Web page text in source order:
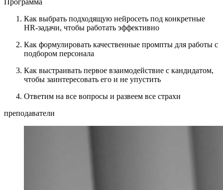
Программа
Как выбрать подходящую нейросеть под конкретные
HR-задачи, чтобы работать эффективно
Как формулировать качественные промпты для работы с
подбором персонала
Как выстраивать первое взаимодействие с кандидатом,
чтобы заинтересовать его и не упустить
Ответим на все вопросы и развеем все страхи
преподаватели